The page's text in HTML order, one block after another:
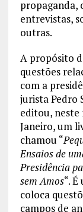
propaganda,
entrevistas,
outras.
A propósito
questões
com a
jurista Pedro
editou, neste
Janeiro, um
chamou “
Ensaios de
Presidência
sem Amos“.
coloca
campos de